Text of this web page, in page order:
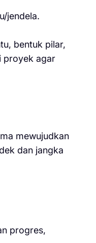
jendela.
bentuk pilar,
proyek agar
mewujudkan
dan jangka
progres,